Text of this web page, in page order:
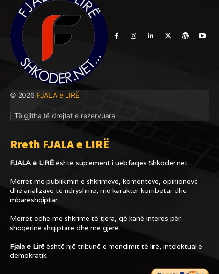
© 2026 FJALA e LIRË
| Të gjitha të drejtat e rezervuara
Rreth FJALA e LIRË
FJALA e LIRËështë suplement i uebfaqes Shkoder.net...
Merret me publikimin e shkrimeve, komenteve, opinioneve
dhe analizave të ndryshme, me karakter kombëtar dhe
mbarëshqiptar.
Merret edhe me shkrime të tjera, që kanë interes për
shoqërinë shqiptare dhe më gjerë.
Fjala e Lirë është një tribunë e mendimit të lirë, intelektual e
demokratik.